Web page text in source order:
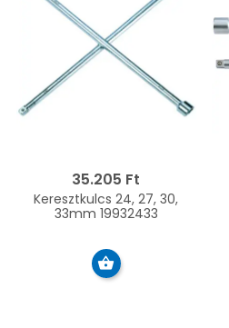
35.205 Ft
Keresztkulcs 24, 27, 30,
33mm 19932433